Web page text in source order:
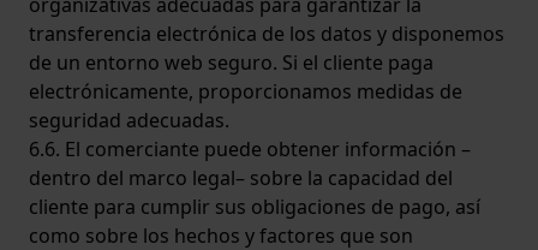
organizativas adecuadas para garantizar la
transferencia electrónica de los datos y disponemos
de un entorno web seguro. Si el cliente paga
electrónicamente, proporcionamos medidas de
seguridad adecuadas.
6.6. El comerciante puede obtener información –
dentro del marco legal– sobre la capacidad del
cliente para cumplir sus obligaciones de pago, así
como sobre los hechos y factores que son